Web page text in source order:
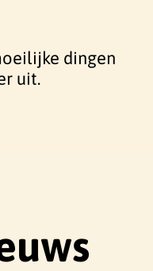
dingen
uit.